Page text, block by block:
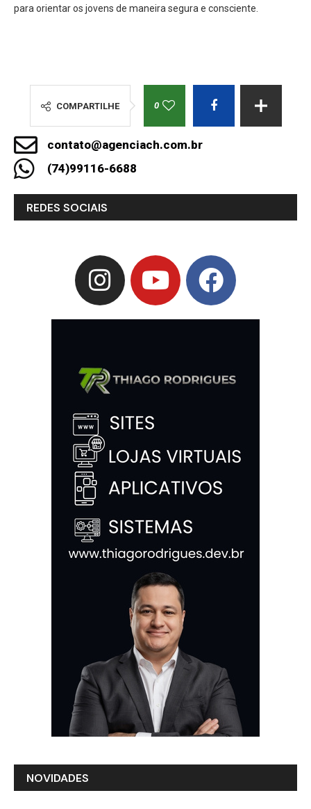
para orientar os jovens de maneira segura e consciente.
COMPARTILHE 0
contato@agenciach.com.br
(74)99116-6688
REDES SOCIAIS
NOVIDADES